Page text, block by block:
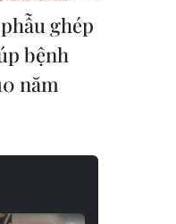
ghép
bệnh
năm